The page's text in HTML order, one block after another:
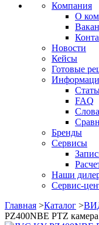
Компания
О
Новости
Кейсы
Готовые
FAQ
Бренды
Сервисы
Наши
Сервис-
Главная >Каталог >
PZ400NBE PTZ камера